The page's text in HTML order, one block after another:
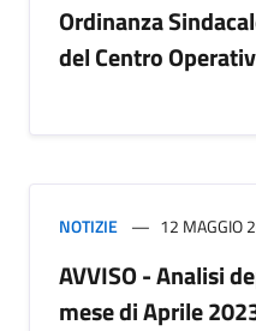
Ordinanza
del Centro
NOTIZIE 12 MAGGIO
AVVISO - Analisi
mese di Aprile